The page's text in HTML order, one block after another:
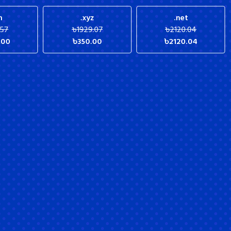
.xyz
৳1929.07
৳350.00
.net
৳2120.04
৳2120.04